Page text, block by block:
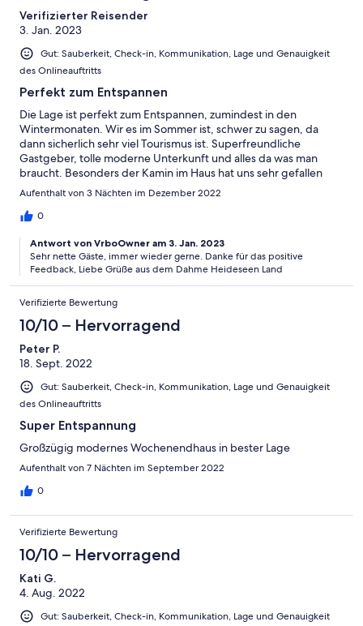
Verifizierter Reisender
3. Jan. 2023
Gut: Sauberkeit, Check-in, Kommunikation, Lage und Genauigkeit
des Onlineauftritts
Perfekt zum Entspannen
Die Lage ist perfekt zum Entspannen, zumindest in den
Wintermonaten. Wir es im Sommer ist, schwer zu sagen, da
dann sicherlich sehr viel Tourismus ist. Superfreundliche
Gastgeber, tolle moderne Unterkunft und alles da was man
braucht. Besonders der Kamin im Haus hat uns sehr gefallen
Aufenthalt von 3 Nächten im Dezember 2022
0
Antwort von VrboOwner am 3. Jan. 2023
Sehr nette Gäste, immer wieder gerne. Danke für das positive
Feedback, Liebe Grüße aus dem Dahme Heideseen Land
Verifizierte Bewertung
10/10 – Hervorragend
Peter P.
18. Sept. 2022
Gut: Sauberkeit, Check-in, Kommunikation, Lage und Genauigkeit
des Onlineauftritts
Super Entspannung
Großzügig modernes Wochenendhaus in bester Lage
Aufenthalt von 7 Nächten im September 2022
0
Verifizierte Bewertung
10/10 – Hervorragend
Kati G.
4. Aug. 2022
Gut: Sauberkeit, Check-in, Kommunikation, Lage und Genauigkeit